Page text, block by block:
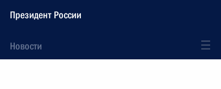
Президент России
Новости